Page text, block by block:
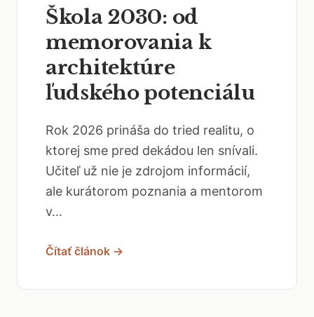
Škola 2030: od
memorovania k
architektúre
ľudského potenciálu
Rok 2026 prináša do tried realitu, o
ktorej sme pred dekádou len snívali.
Učiteľ už nie je zdrojom informácií,
ale kurátorom poznania a mentorom
v...
Čítať článok →